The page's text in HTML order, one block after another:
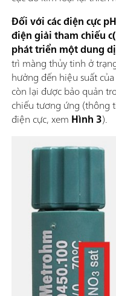
Đối với các điện cực
điện giải tham chiếu
phát triển một dung
trì màng thủy tinh ở
hưởng đến hiệu suất
còn lại được bảo quản
chiếu tương ứng (thông
điện cực, xem Hình 3).